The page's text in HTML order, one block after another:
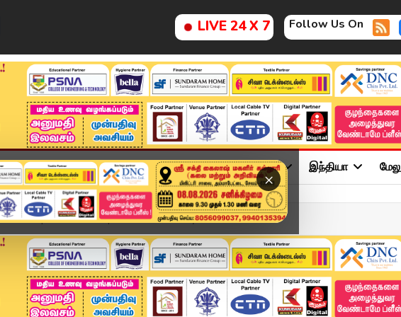
LIVE 24 X 7 Follow Us On
×
தமிழ்நாடு சினிமா அரசியல் விளையாட்டு இந்தியா
News | 25 SEP 2025 | Tamil News Today ...